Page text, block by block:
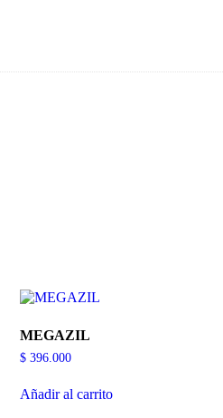
MEGAZIL
$396.000
Añadir al carrito